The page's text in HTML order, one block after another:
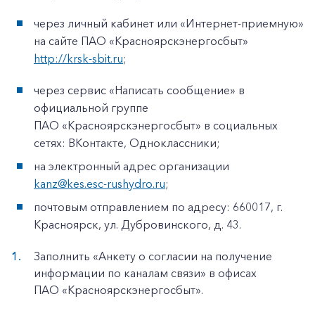
через личный кабинет или «Интернет-приемную»
на сайте ПАО «Красноярскэнергосбыт»
http://krsk-sbit.ru;
через сервис «Написать сообщение» в
официальной группе
ПАО «Красноярскэнергосбыт» в социальных
сетях: ВКонтакте, Одноклассники;
на электронный адрес организации
kanz@kes.esc-rushydro.ru;
почтовым отправлением по адресу: 660017, г.
Красноярск, ул. Дубровинского, д. 43.
Заполнить «Анкету о согласии на получение
информации по каналам связи» в офисах
ПАО «Красноярскэнергосбыт».